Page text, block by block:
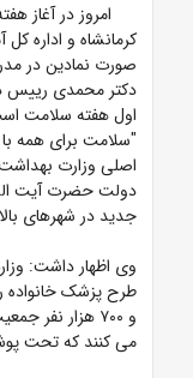
امروز در آغاز
کرمانشاه و اداره
صورت نمادین در
دکتر محمدی رییس
اول هفته سلامت
"سلامت برای همه
دولت حضرت آیت
جدید در شهرهای بالای ۲۰ هزار نفر می
وی اظهار داشت:
طرح پزشک خانواده
می کنند که تحت